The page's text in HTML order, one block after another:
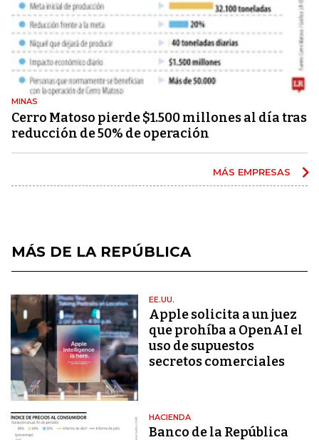
MINAS
Cerro Matoso pierde $1.500 millones al día tras
reducción de 50% de operación
MÁS EMPRESAS
MÁS DE LA REPÚBLICA
EE.UU.
Apple solicita a un juez
que prohíba a OpenAI el
uso de supuestos
secretos comerciales
HACIENDA
Banco de la República